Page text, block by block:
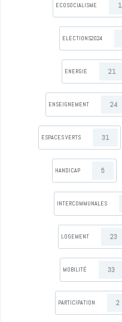
ECOSOCIALISME 1
ELECTIONS2024
ENERGIE 21
ENSEIGNEMENT 24
ESPACES VERTS 31
HANDICAP 5
INTERCOMMUNALES
LOGEMENT 23
MOBILITÉ 33
PARTICIPATION 2